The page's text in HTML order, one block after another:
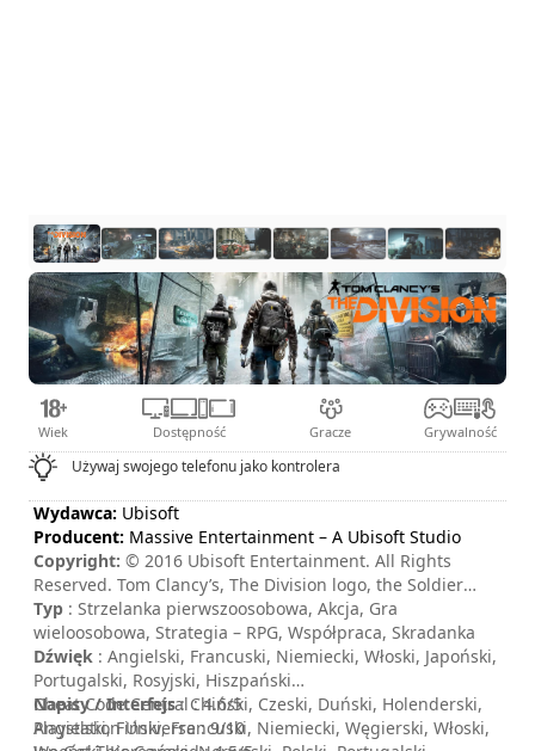
Wiek Dostępność Gracze Grywalność
Używaj swojego telefonu jako kontrolera
Wydawca: Ubisoft
Producent: Massive Entertainment – A Ubisoft Studio
Copyright: © 2016 Ubisoft Entertainment. All Rights
Reserved. Tom Clancy’s, The Division logo, the Soldier
Icon, Ubisoft, and the Ubisoft logo are registered or
unregistered trademarks of Ubisoft Entertainment in the
US and/or other countries.
Typ : Strzelanka pierwszoosobowa, Akcja, Gra
wieloosobowa, Strategia – RPG, Współpraca, Skradanka
Dźwięk : Angielski, Francuski, Niemiecki, Włoski, Japoński,
Portugalski, Rosyjski, Hiszpański
Napisy / Interfejs: Chiński, Czeski, Duński, Holenderski,
Angielski, Fiński, Francuski, Niemiecki, Węgierski, Włoski,
Cheat Code Central : 4.6/5
Playstation Universe : 9/10